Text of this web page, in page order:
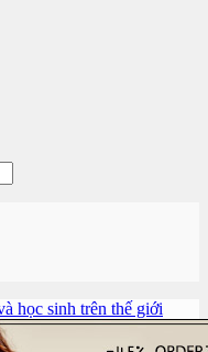
học sinh trên thế giới